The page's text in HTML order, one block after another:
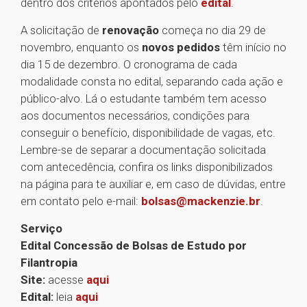
dentro dos critérios apontados pelo edital.
A solicitação de renovação começa no dia 29 de
novembro, enquanto os novos pedidos têm início no
dia 15 de dezembro. O cronograma de cada
modalidade consta no edital, separando cada ação e
público-alvo. Lá o estudante também tem acesso
aos documentos necessários, condições para
conseguir o benefício, disponibilidade de vagas, etc.
Lembre-se de separar a documentação solicitada
com antecedência, confira os links disponibilizados
na página para te auxiliar e, em caso de dúvidas, entre
em contato pelo e-mail: bolsas@mackenzie.br.
Serviço
Edital Concessão de Bolsas de Estudo por
Filantropia
Site: acesse aqui
Edital: leia aqui